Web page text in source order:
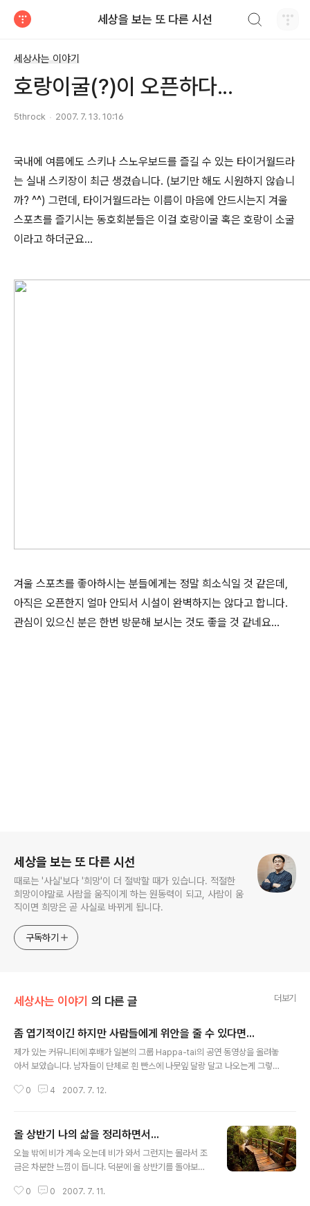
세상을 보는 또 다른 시선
세상사는 이야기
호랑이굴(?)이 오픈하다...
5throck 2007. 7. 13. 10:16
국내에 여름에도 스키나 스노우보드를 즐길 수 있는 타이거월드라
는 실내 스키장이 최근 생겼습니다. (보기만 해도 시원하지 않습니
까? ^^) 그런데, 타이거월드라는 이름이 마음에 안드시는지 겨울
스포츠를 즐기시는 동호회분들은 이걸 호랑이굴 혹은 호랑이 소굴
이라고 하더군요...
겨울 스포츠를 좋아하시는 분들에게는 정말 희소식일 것 같은데,
아직은 오픈한지 얼마 안되서 시설이 완벽하지는 않다고 합니다.
관심이 있으신 분은 한번 방문해 보시는 것도 좋을 것 같네요...
세상을 보는 또 다른 시선
때로는 '사실'보다 '희망'이 더 절박할 때가 있습니다. 적절한
희망이야말로 사람을 움직이게 하는 원동력이 되고, 사람이 움
직이면 희망은 곧 사실로 바뀌게 됩니다.
구독하기
세상사는 이야기 의 다른 글 더보기
좀 엽기적이긴 하지만 사람들에게 위안을 줄 수 있다면...
제가 있는 커뮤니티에 후배가 일본의 그룹 Happa-tai의 공연 동영상을 올려놓
아서 보았습니다. 남자들이 단체로 흰 빤스에 나뭇잎 달랑 달고 나오는게 그렇
들이 조직한 프로젝트 그룹이고, 이 동영상은 2001년에 나온 앨범인데 음악이
wiki/Yatta 참고해보시면 될 것 같습니다.) 얼핏 보면 내용이나 구도가 아주 황
당해보이지만, 이 노래로 오리콘 차트 6위까지 올라갔다는 것에 놀랐습니다. 더
군다나 이 분들이 이런 프로젝트 그룹을 조직한 이유가 장기불황에 ..
0 4 2007. 7. 12.
올 상반기 나의 삶을 정리하면서...
오늘 밖에 비가 계속 오는데 비가 와서 그런지는 몰라서 조
금은 차분한 느낌이 듭니다. 덕분에 올 상반기를 돌아보고
수 있어서 좋았습니다. 제가 세운 올해의 목표가 뭐 그리 대
0 0 2007. 7. 11.